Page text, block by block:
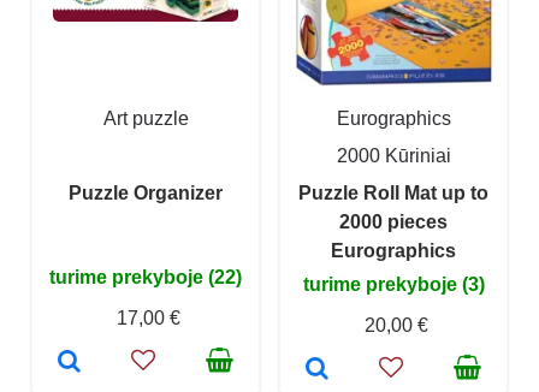
Art puzzle
Puzzle Organizer
turime prekyboje (22)
17,00 €
Eurographics
2000 Kūriniai
Puzzle Roll Mat up to
2000 pieces
Eurographics
turime prekyboje (3)
20,00 €